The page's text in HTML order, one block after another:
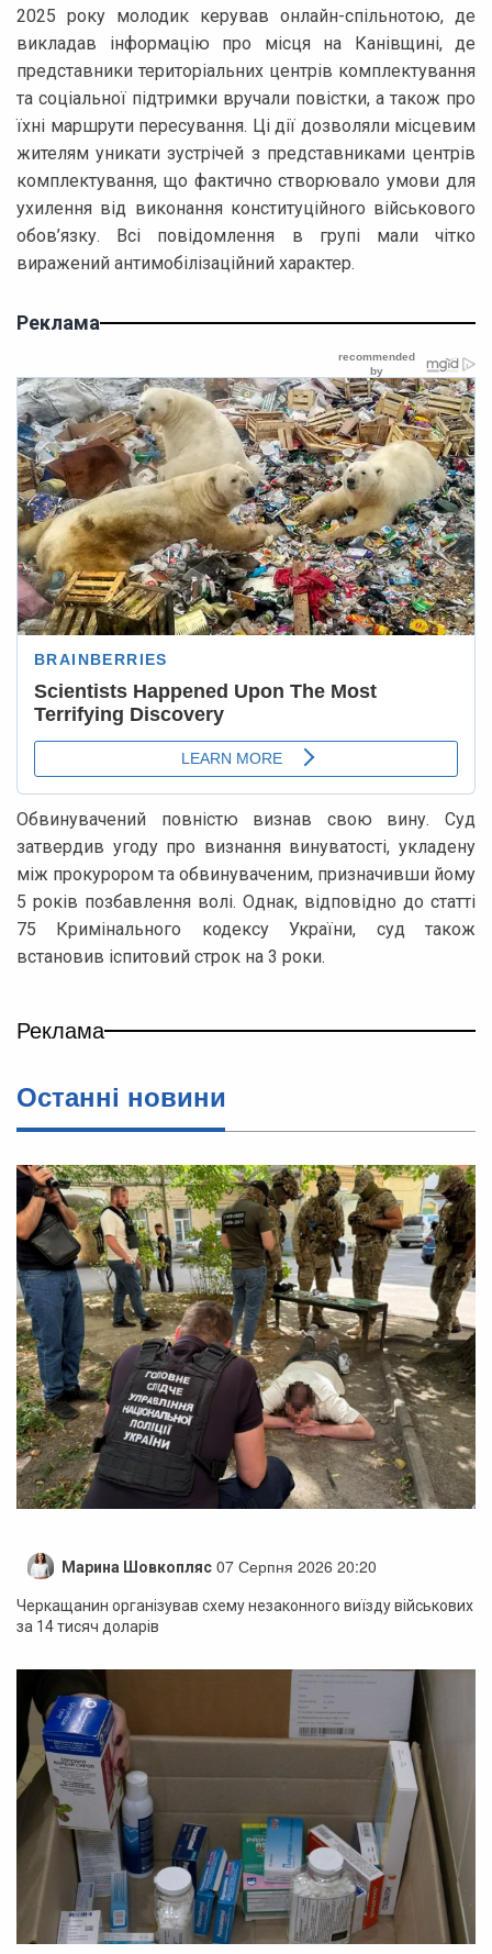
2025 року молодик керував онлайн-спільнотою, де
викладав інформацію про місця на Канівщині, де
представники територіальних центрів комплектування
та соціальної підтримки вручали повістки, а також про
їхні маршрути пересування. Ці дії дозволяли місцевим
жителям уникати зустрічей з представниками центрів
комплектування, що фактично створювало умови для
ухилення від виконання конституційного військового
обов’язку. Всі повідомлення в групі мали чітко
виражений антимобілізаційний характер.
Реклама
Обвинувачений повністю визнав свою вину. Суд
затвердив угоду про визнання винуватості, укладену
між прокурором та обвинуваченим, призначивши йому
5 років позбавлення волі. Однак, відповідно до статті
75 Кримінального кодексу України, суд також
встановив іспитовий строк на 3 роки.
Реклама
Останні новини
Марина Шовкопляс 07 Серпня 2026 20:20
Черкащанин організував схему незаконного виїзду військових
за 14 тисяч доларів